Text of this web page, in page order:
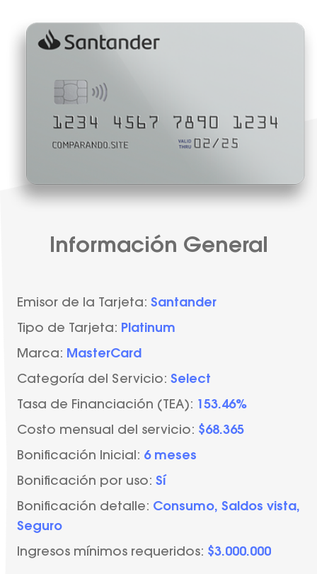
Información General
Emisor de la Tarjeta: Santander
Tipo de Tarjeta: Platinum
Marca: MasterCard
Categoría del Servicio: Select
Tasa de Financiación (TEA):
153.46%
Costo mensual del servicio: $68.365
Bonificación Inicial: 6 meses
Bonificación por uso: Sí
Bonificación detalle: Consumo, Saldos vista,
Seguro
Ingresos mínimos requeridos: $3.000.000